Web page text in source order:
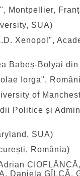
Montpellier,
SUA)
Xenopol",
Babeș-Bolyai
Iorga",
of
Politice și
SUA)
România)
Daniela GÎLCĂ,